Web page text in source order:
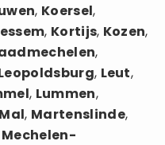
, Koersel,
, Kortijs, Kozen,
,
, Leut,
, Lummen,
Mal, Martenslinde,
Mechelen-